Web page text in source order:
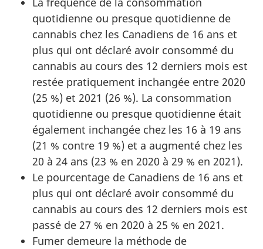
quotidienne ou presque quotidienne de
cannabis chez les Canadiens de 16 ans et
plus qui ont déclaré avoir consommé du
cannabis au cours des 12 derniers mois est
restée pratiquement inchangée entre 2020
(25 %) et 2021 (26 %). La consommation
quotidienne ou presque quotidienne était
également inchangée chez les 16 à 19 ans
(21 % contre 19 %) et a augmenté chez les
20 à 24 ans (23 % en 2020 à 29 % en 2021).
Le pourcentage de Canadiens de 16 ans et
plus qui ont déclaré avoir consommé du
cannabis au cours des 12 derniers mois est
passé de 27 % en 2020 à 25 % en 2021.
Fumer demeure la méthode de